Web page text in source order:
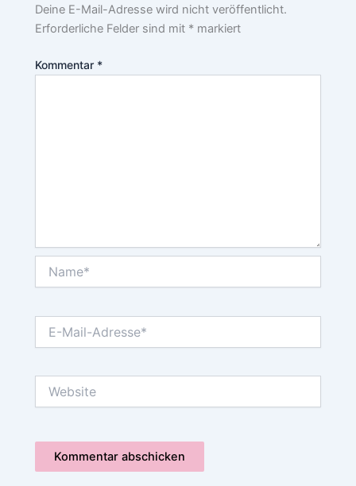
Deine E-Mail-Adresse wird nicht veröffentlicht.
Erforderliche Felder sind mit * markiert
Kommentar *
Mail-